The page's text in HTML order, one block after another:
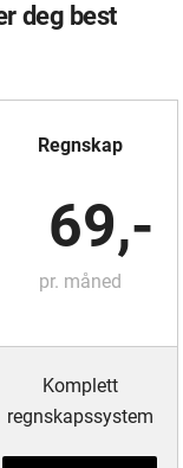
deg best
Regnskap
69,-
pr. måned
Komplett
regnskapssystem